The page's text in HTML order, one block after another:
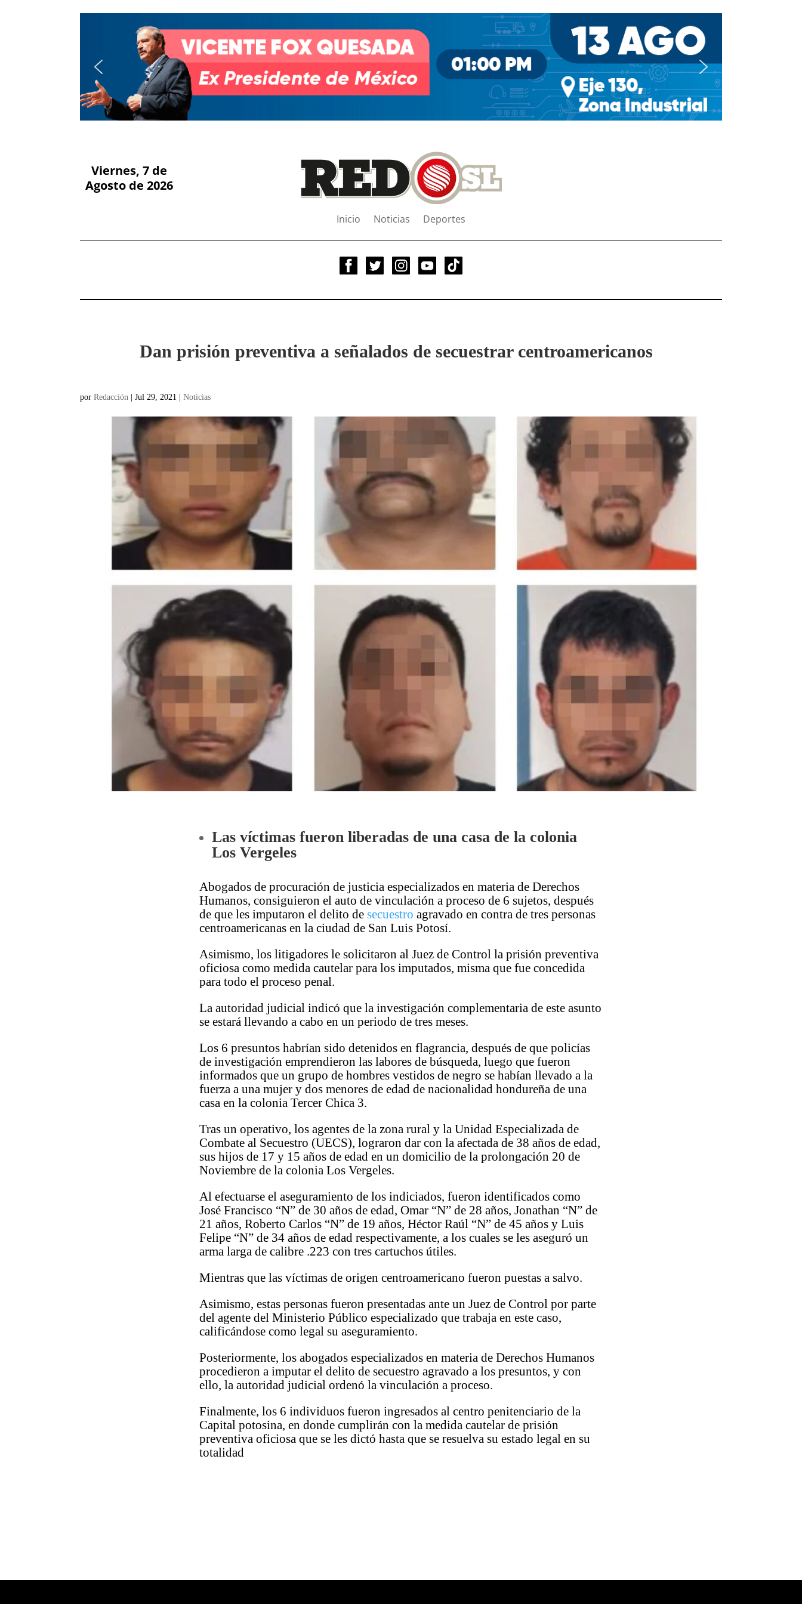
Viernes, 7 de
Agosto de 2026
Inicio Noticias Deportes
Dan prisión preventiva a señalados de secuestrar centroamericanos
porRedacción |Jul 29, 2021 |Noticias
Las víctimas fueron liberadas de una casa de la colonia
Los Vergeles
Abogados de procuración de justicia especializados en materia de Derechos
Humanos, consiguieron el auto de vinculación a proceso de 6 sujetos, después
de que les imputaron el delito desecuestro agravado en contra de tres personas
centroamericanas en la ciudad de San Luis Potosí.
Asimismo, los litigadores le solicitaron al Juez de Control la prisión preventiva
oficiosa como medida cautelar para los imputados, misma que fue concedida
para todo el proceso penal.
La autoridad judicial indicó que la investigación complementaria de este asunto
se estará llevando a cabo en un periodo de tres meses.
Los 6 presuntos habrían sido detenidos en flagrancia, después de que policías
de investigación emprendieron las labores de búsqueda, luego que fueron
informados que un grupo de hombres vestidos de negro se habían llevado a la
fuerza a una mujer y dos menores de edad de nacionalidad hondureña de una
casa en la colonia Tercer Chica 3.
Tras un operativo, los agentes de la zona rural y la Unidad Especializada de
Combate al Secuestro (UECS), lograron dar con la afectada de 38 años de edad,
sus hijos de 17 y 15 años de edad en un domicilio de la prolongación 20 de
Noviembre de la colonia Los Vergeles.
Al efectuarse el aseguramiento de los indiciados, fueron identificados como
José Francisco “N” de 30 años de edad, Omar “N” de 28 años, Jonathan “N” de
21 años, Roberto Carlos “N” de 19 años, Héctor Raúl “N” de 45 años y Luis
Felipe “N” de 34 años de edad respectivamente, a los cuales se les aseguró un
arma larga de calibre .223 con tres cartuchos útiles.
Mientras que las víctimas de origen centroamericano fueron puestas a salvo.
Asimismo, estas personas fueron presentadas ante un Juez de Control por parte
del agente del Ministerio Público especializado que trabaja en este caso,
calificándose como legal su aseguramiento.
Posteriormente, los abogados especializados en materia de Derechos Humanos
procedieron a imputar el delito de secuestro agravado a los presuntos, y con
ello, la autoridad judicial ordenó la vinculación a proceso.
Finalmente, los 6 individuos fueron ingresados al centro penitenciario de la
Capital potosina, en donde cumplirán con la medida cautelar de prisión
preventiva oficiosa que se les dictó hasta que se resuelva su estado legal en su
totalidad